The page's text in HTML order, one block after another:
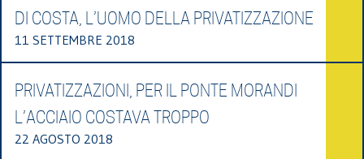
DI COSTA, L’UOMO DELLA PRIVATIZZAZIONE
11 SETTEMBRE 2018
PRIVATIZZAZIONI, PER IL PONTE MORANDI
L’ACCIAIO COSTAVA TROPPO
22 AGOSTO 2018